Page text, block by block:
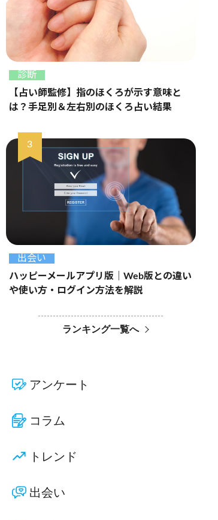
診断
【占い師監修】指のほくろが示す意味と
は？手足別＆左右別のほくろ占い結果
出会い
ハッピーメールアプリ版｜Web版との違い
や使い方・ログイン方法を解説
ランキング一覧へ
アンケート
コラム
トレンド
出会い